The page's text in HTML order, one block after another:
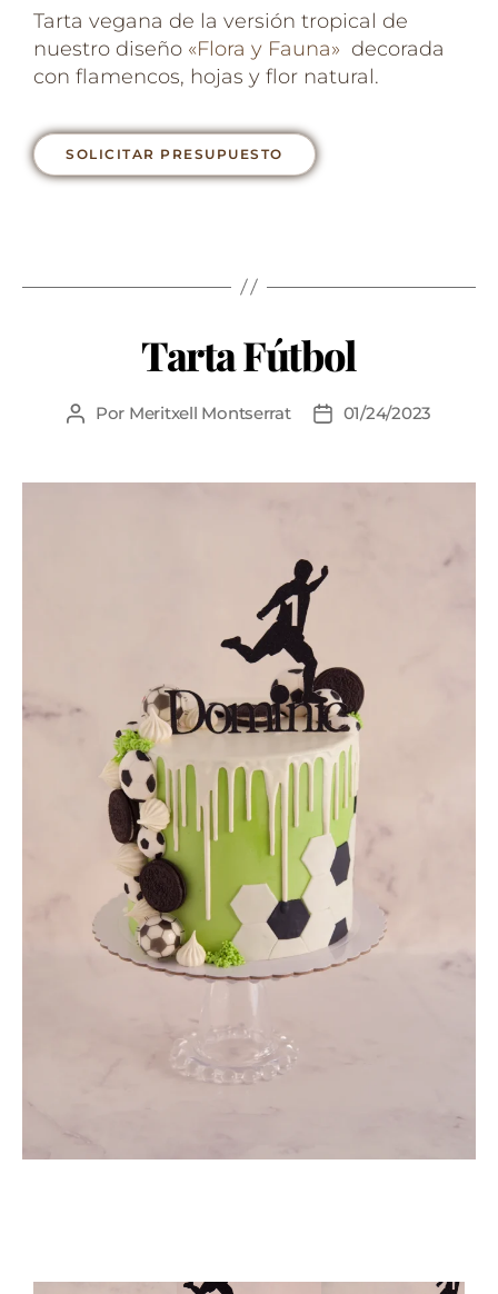
Tarta vegana de la versión tropical de
nuestro diseño «Flora y Fauna» decorada
con flamencos, hojas y flor natural.
SOLICITAR PRESUPUESTO
Tarta Fútbol
Por Meritxell Montserrat 01/24/2023